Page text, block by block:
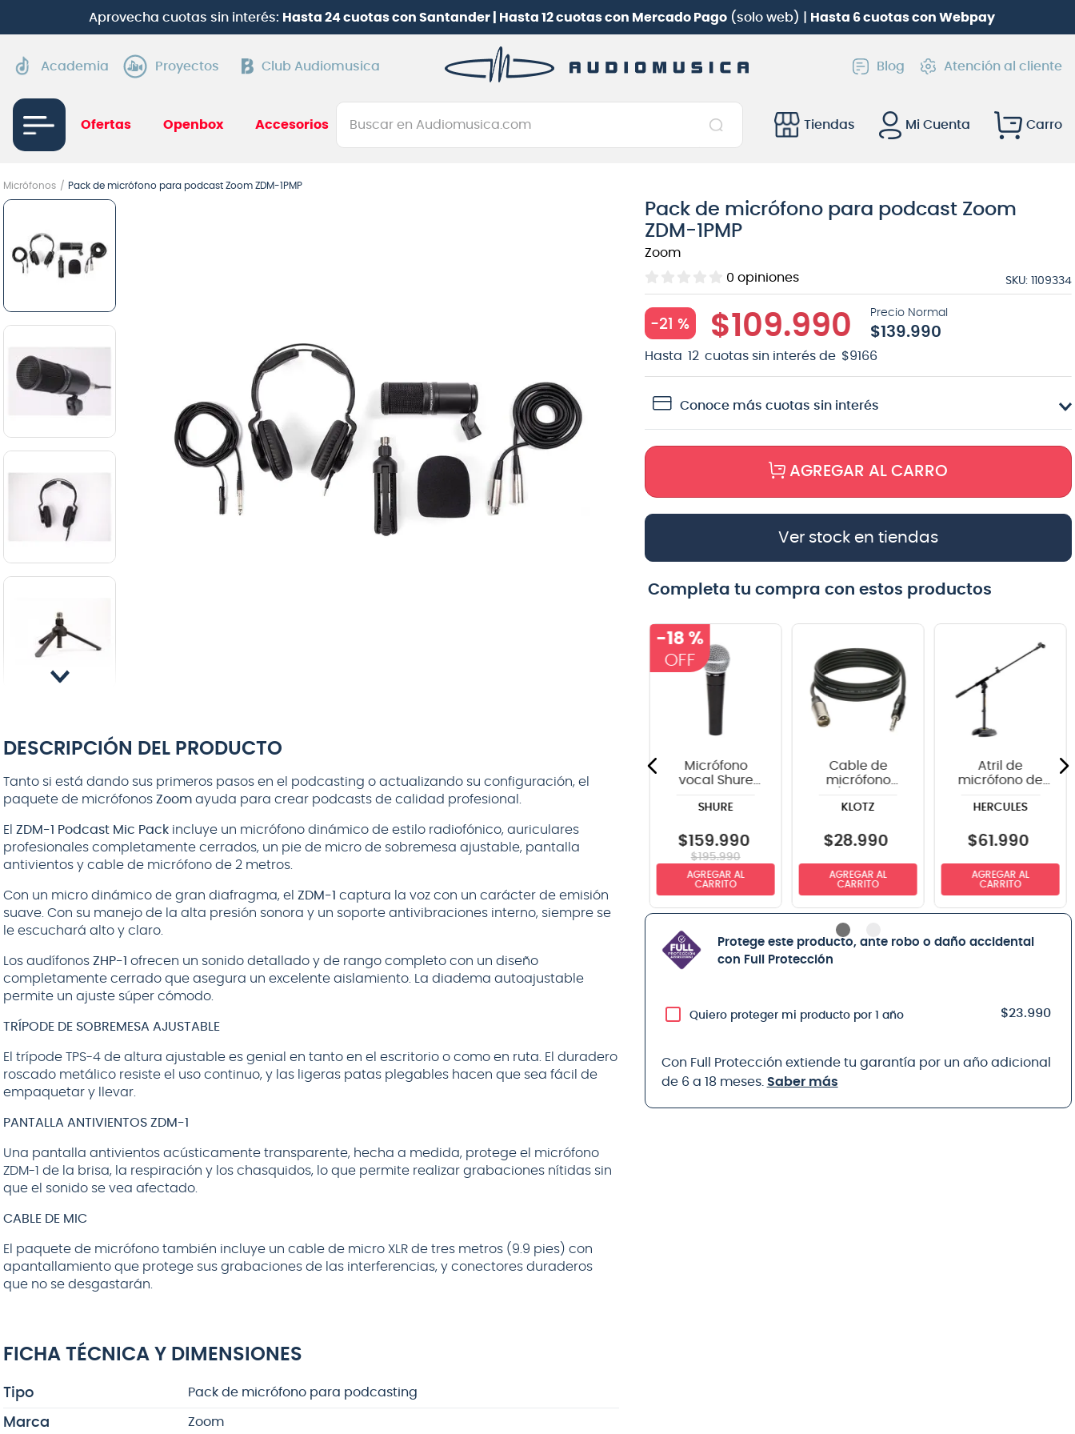
Aprovecha cuotas sin interés: Hasta 24 cuotas con Santander | Hasta 12 cuotas con Mercado Pago(solo web) | Hasta 6 cuotas con Webpay
Academia Proyectos Club Audiomusica Blog Atención al cliente
Ofertas Openbox Accesorios
Buscar en Audiomusica.com
Tiendas
Mi Cuenta
Micrófonos Pack de micrófono para podcast Zoom ZDM-1PMP
DESCRIPCIÓN DEL PRODUCTO
Tanto si está dando sus primeros pasos en el podcasting o actualizando su configuración, el
paquete de micrófonos Zoom ayuda para crear podcasts de calidad profesional.
El ZDM-1 Podcast Mic Pack incluye un micrófono dinámico de estilo radiofónico, auriculares
profesionales completamente cerrados, un pie de micro de sobremesa ajustable, pantalla
antivientos y cable de micrófono de 2 metros.
Con un micro dinámico de gran diafragma, el ZDM-1 captura la voz con un carácter de emisión
suave. Con su manejo de la alta presión sonora y un soporte antivibraciones interno, siempre se
le escuchará alto y claro.
Los audífonos ZHP-1 ofrecen un sonido detallado y de rango completo con un diseño
completamente cerrado que asegura un excelente aislamiento. La diadema autoajustable
permite un ajuste súper cómodo.
TRÍPODE DE SOBREMESA AJUSTABLE
El trípode TPS-4 de altura ajustable es genial en tanto en el escritorio o como en ruta. El duradero
roscado metálico resiste el uso continuo, y las ligeras patas plegables hacen que sea fácil de
empaquetar y llevar.
PANTALLA ANTIVIENTOS ZDM-1
Una pantalla antivientos acústicamente transparente, hecha a medida, protege el micrófono
ZDM-1 de la brisa, la respiración y los chasquidos, lo que permite realizar grabaciones nítidas sin
que el sonido se vea afectado.
CABLE DE MIC
El paquete de micrófono también incluye un cable de micro XLR de tres metros (9.9 pies) con
apantallamiento que protege sus grabaciones de las interferencias, y conectores duraderos
que no se desgastarán.
FICHA TÉCNICA Y DIMENSIONES
Tipo Pack de micrófono para podcasting
Marca Zoom
Pack de micrófono para podcast Zoom
ZDM-1PMP
Zoom
0 opiniones SKU: 1109334
-21 % $109.990 $139.990
Hasta 12 cuotas sin interés de $9166
Conoce más cuotas sin interés
AGREGAR AL CARRO
Ver stock en tiendas
Completa tu compra con estos productos
boom
$ 61 .990 $699.990 $539.990
-18 %
Micrófono
vocal Shure
SM58-LC GY
SHURE
$159.990
$195.990
AGREGAR AL
CARRITO
Cable de
micrófono
GRG1MP03.0 -
KLOTZ
$28.990
AGREGAR AL
CARRITO
Atril de
micrófono de
Hercules
boom
HERCULES
$61 .990
AGREGAR AL
CARRITO
Protege este producto, ante robo o daño accidental
con Full Protección
Quiero proteger mi producto por 1 año $23.990
Con Full Protección extiende tu garantía por un año adicional
de 6 a 18 meses. Saber más
7.
bateria
micrófono
10. violin